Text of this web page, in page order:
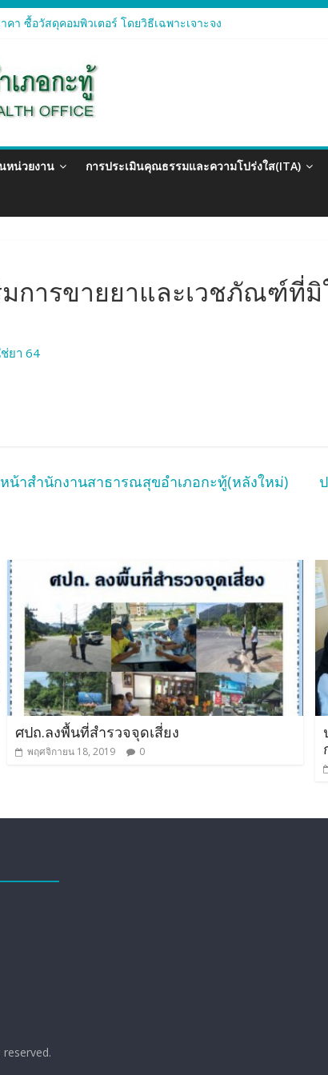
า ซื้อวัสดุคอมพิวเตอร์ โดยวิธีเฉพาะเจาะจง
ซื้อวัสดุงานบ้านงานครัว โดยวิธีเฉพาะเจาะจง
า ซื้อวัสดุสำนักงาน โดยวิธีเฉพาะเจาะจง
หน่วยงาน การประเมินคุณธรรมและความโปร่งใส(ITA)
การขายยาและเวชภัณฑ์ที่มิ
ยา 64
น้าสำนักงานสาธารณสุขอำเภอกะทู้(หลังใหม่)
ศปถ.ลงพื้นที่สำรวจจุดเสี่ยง
พฤศจิกายน 18, 2019 0
reserved.